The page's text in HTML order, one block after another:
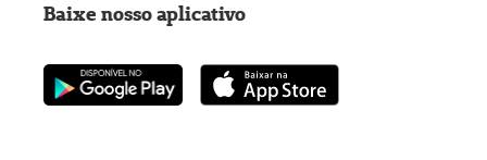
Baixe nosso aplicativo